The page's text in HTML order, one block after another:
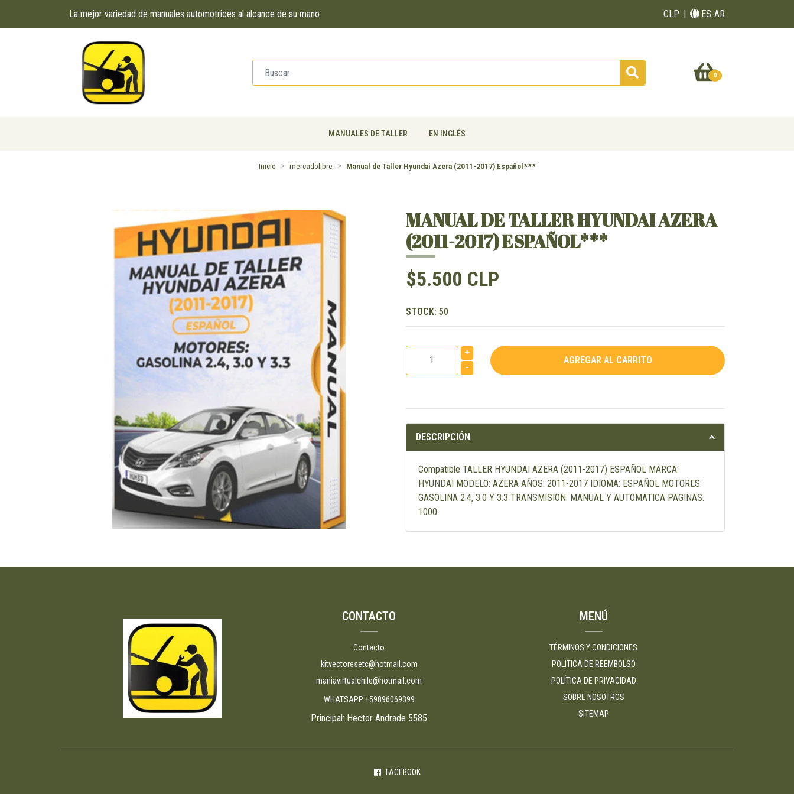
La mejor variedad de manuales automotrices al alcance de su mano CLP ES-AR
0
MANUALES DE TALLER EN INGLÉS
Inicio mercadolibre Manual de Taller Hyundai Azera (2011-2017) Español***
MANUAL DE TALLER HYUNDAI AZERA
(2011-2017) ESPAÑOL***
$5.500 CLP
STOCK: 50
+
-
DESCRIPCIÓN
Compatible TALLER HYUNDAI AZERA (2011-2017) ESPAÑOL MARCA:
HYUNDAI MODELO: AZERA AÑOS: 2011-2017 IDIOMA: ESPAÑOL MOTORES:
GASOLINA 2.4, 3.0 Y 3.3 TRANSMISION: MANUAL Y AUTOMATICA PAGINAS:
1000
CONTACTO
Contacto
kitvectoresetc@hotmail.com
maniavirtualchile@hotmail.com
WHATSAPP +59896069399
Principal: Hector Andrade 5585
MENÚ
TÉRMINOS Y CONDICIONES
POLITICA DE REEMBOLSO
POLÍTICA DE PRIVACIDAD
SOBRE NOSOTROS
SITEMAP
FACEBOOK